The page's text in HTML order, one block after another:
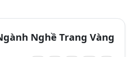
Nghề Trang Vàng